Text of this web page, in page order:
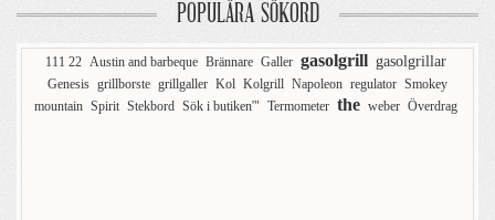
POPULÄRA SÖKORD
111 22 Austin and barbeque Brännare Galler gasolgrill gasolgrillar
Genesis grillborste grillgaller Kol Kolgrill Napoleon regulator Smokey
mountain Spirit Stekbord Sök i butiken'" Termometer the weber Överdrag